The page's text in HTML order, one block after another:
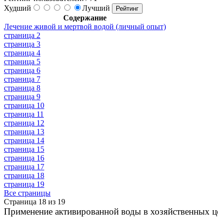
Худший
Лучший
Содержание
Лечение живой и мертвой водой (личный опыт)
страница 2
страница 3
страница 4
страница 5
страница 6
страница 7
страница 8
страница 9
страница 10
страница 11
страница 12
страница 13
страница 14
страница 15
страница 16
страница 17
страница 18
страница 19
Все страницы
Страница 18 из 19
Применение активированной воды в хозяйственных